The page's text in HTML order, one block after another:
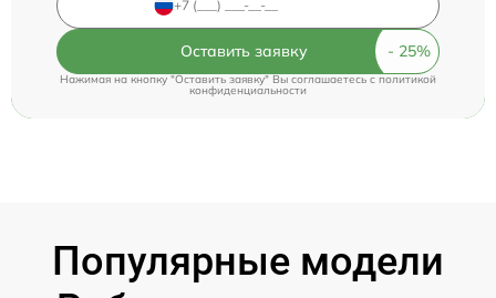
Оставить заявку
Нажимая на кнопку "Оставить заявку" Вы соглашаетесь cполитикой
конфиденциальности
Популярные модели